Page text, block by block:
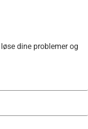
dine problemer og